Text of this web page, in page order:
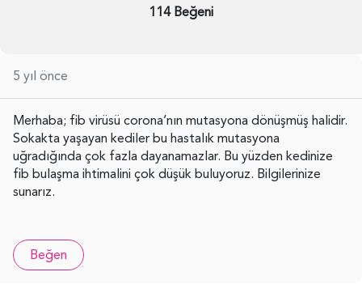
114 Beğeni
5 yıl önce
Merhaba; fib virüsü corona’nın mutasyona dönüşmüş halidir.
Sokakta yaşayan kediler bu hastalık mutasyona
uğradığında çok fazla dayanamazlar. Bu yüzden kedinize
fib bulaşma ihtimalini çok düşük buluyoruz. Bilgilerinize
sunarız.
Beğen